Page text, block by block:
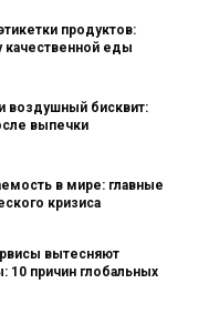
продуктов:
качественной еды
воздушный бисквит:
выпечки
в мире: главные
кризиса
вытесняют
причин глобальных